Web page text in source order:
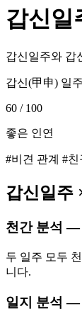
갑신일
갑신일주와 갑
갑신(甲申) 일
60 / 100
좋은 인연
#비견 관계 #
갑신일주
천간 분석 —
두 일주 모두
니다.
일지 분석 —